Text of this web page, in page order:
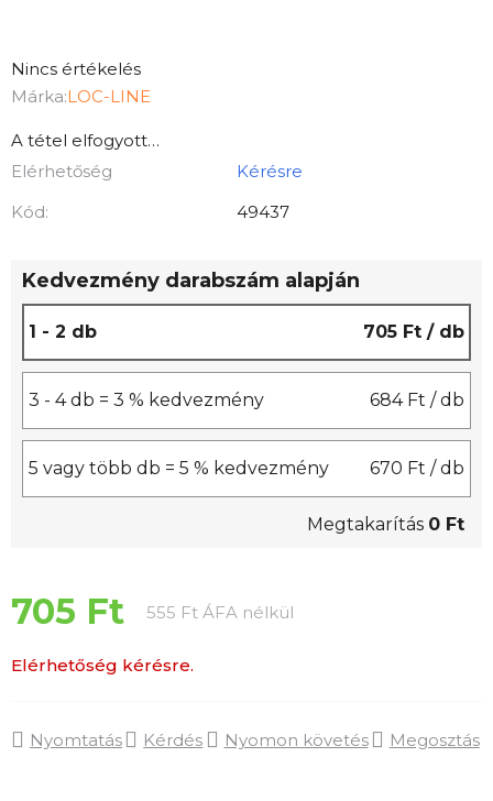
A
termék
értékelése
5-
ből
Nincs értékelés
Márka:LOC-LINE
A tétel elfogyott…
Elérhetőség
Kérésre
Kód:
49437
Kedvezmény darabszám alapján
1 - 2 db 705 Ft / db
3 - 4 db = 3 % kedvezmény 684 Ft / db
5 vagy több db = 5 % kedvezmény 670 Ft / db
Megtakarítás 0 Ft
705 Ft 555 Ft ÁFA nélkül
Elérhetőség kérésre.
Nyomtatás Kérdés Nyomon követés Megosztás